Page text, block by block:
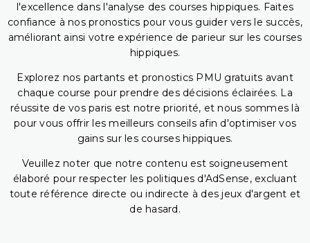
l'excellence dans l'analyse des courses hippiques. Faites
confiance à nos pronostics pour vous guider vers le succès,
améliorant ainsi votre expérience de parieur sur les courses
hippiques.
Explorez nos partants et pronostics PMU gratuits avant
chaque course pour prendre des décisions éclairées. La
réussite de vos paris est notre priorité, et nous sommes là
pour vous offrir les meilleurs conseils afin d'optimiser vos
gains sur les courses hippiques.
Veuillez noter que notre contenu est soigneusement
élaboré pour respecter les politiques d'AdSense, excluant
toute référence directe ou indirecte à des jeux d'argent et
de hasard.